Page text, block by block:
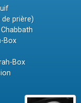
de prière)
Box
Box